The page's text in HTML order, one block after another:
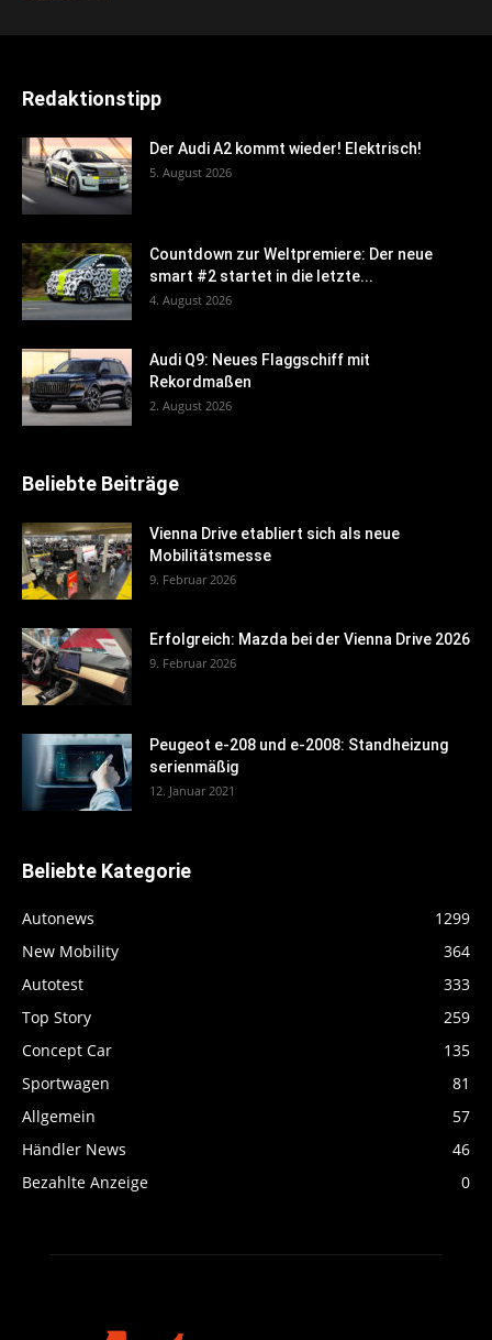
Redaktionstipp
Der Audi A2 kommt wieder! Elektrisch!
5. August 2026
Countdown zur Weltpremiere: Der neue
smart #2 startet in die letzte...
4. August 2026
Audi Q9: Neues Flaggschiff mit
Rekordmaßen
2. August 2026
Beliebte Beiträge
Vienna Drive etabliert sich als neue
Mobilitätsmesse
9. Februar 2026
Erfolgreich: Mazda bei der Vienna Drive 2026
9. Februar 2026
Peugeot e-208 und e-2008: Standheizung
serienmäßig
12. Januar 2021
Beliebte Kategorie
Autonews
1299
New Mobility
364
Autotest
333
Top Story
259
Concept Car
135
Sportwagen
81
Allgemein
57
Händler News
46
Bezahlte Anzeige
0